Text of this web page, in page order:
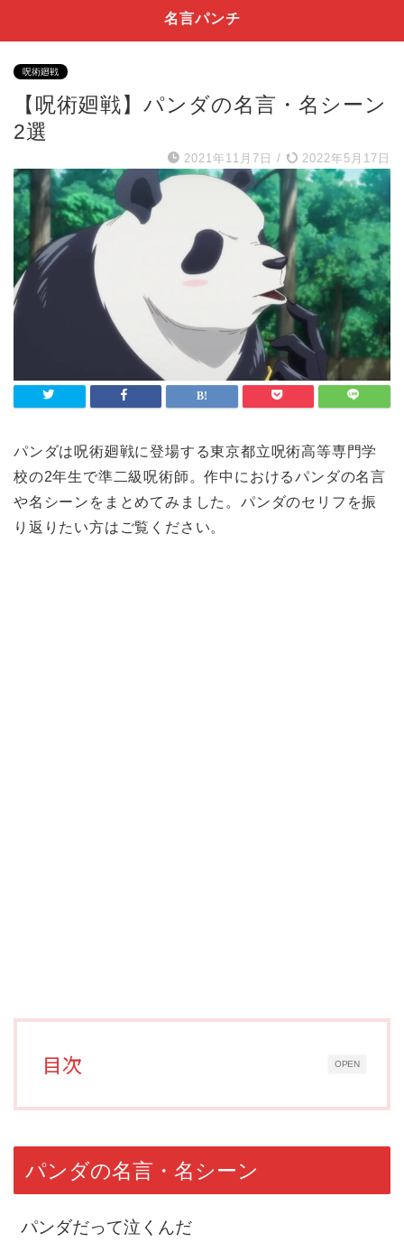
名言パンチ
呪術廻戦
【呪術廻戦】パンダの名言・名シーン
2選
2021年11月7日 / 2022年5月17日
パンダは呪術廻戦に登場する東京都立呪術高等専門学
校の2年生で準二級呪術師。作中におけるパンダの名言
や名シーンをまとめてみました。パンダのセリフを振
り返りたい方はご覧ください。
OPEN
目次
パンダの名言・名シーン
パンダだって泣くんだ